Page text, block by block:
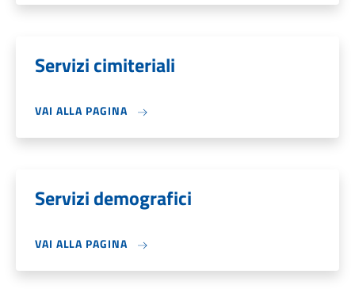
Servizi cimiteriali
VAI ALLA PAGINA
Servizi demografici
VAI ALLA PAGINA